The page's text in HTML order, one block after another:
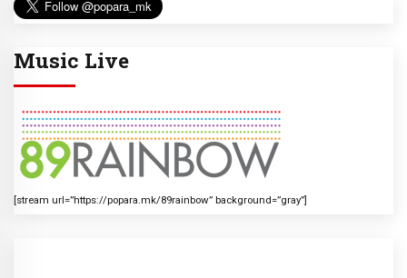
Music Live
[stream url=”https://popara.mk/89rainbow” background=”gray”]